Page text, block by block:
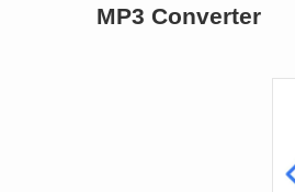
MP3 Converter